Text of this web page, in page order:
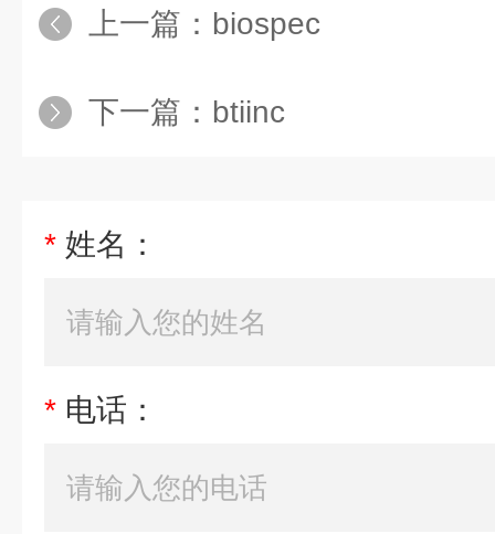
上一篇： biospec
下一篇： btiinc
* 姓名：
* 电话：